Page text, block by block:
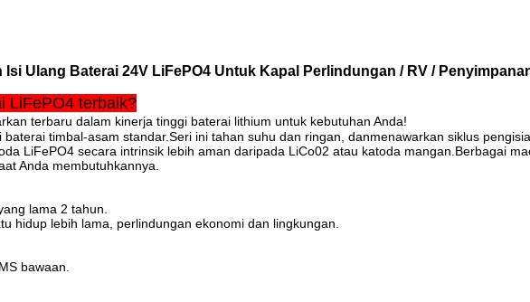
Isi Ulang Baterai 24V LiFePO4 Untuk Kapal Perlindungan / RV /
LiFePO4 terbaik?
terbaru dalam kinerja tinggi baterai lithium untuk kebutuhan Anda!
timbal-asam standar.Seri ini tahan suhu dan ringan, danmenawarkan siklus
LiFePO4 secara intrinsik lebih aman daripada LiCo02 atau katoda mangan.Berbagai
Anda membutuhkannya.
lama 2 tahun.
hidup lebih lama, perlindungan ekonomi dan lingkungan.
bawaan.